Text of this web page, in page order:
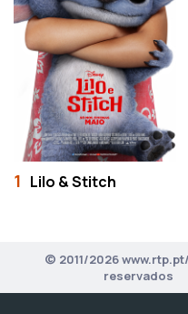
1 Lilo & Stitch
© 2011/2026
reservados